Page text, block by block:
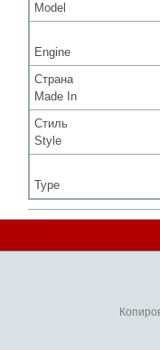
Model
Engine
Страна
Made In
Стиль
Style
Type